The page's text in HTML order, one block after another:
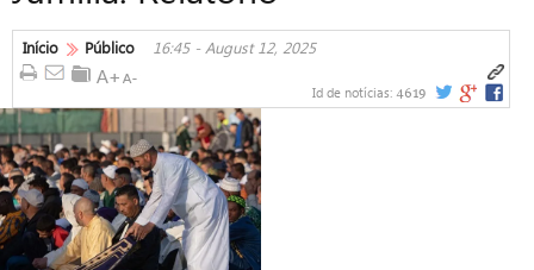
Início Público 16:45 - August 12, 2025
Id de notícias: 4619